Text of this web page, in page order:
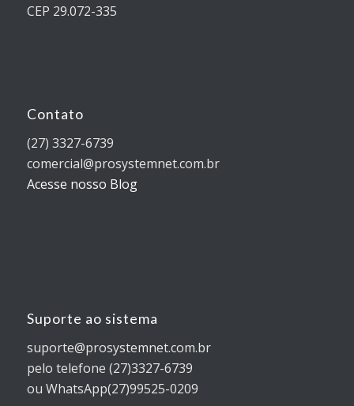
CEP 29.072-335
Contato
(27) 3327-6739
comercial@prosystemnet.com.br
Acesse nosso Blog
Suporte ao sistema
suporte@prosystemnet.com.br
pelo telefone (27)3327-6739
ou WhatsApp(27)99525-0209